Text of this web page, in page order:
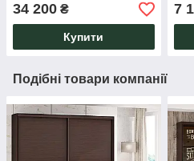
34 200 ₴
Купити
7
Подібні товари компанії